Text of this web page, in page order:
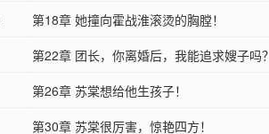
第18章 她撞向霍战淮滚烫的胸膛！
第22章 团长，你离婚后，我能追求嫂子吗？
第26章 苏棠想给他生孩子！
第30章 苏棠很厉害，惊艳四方！